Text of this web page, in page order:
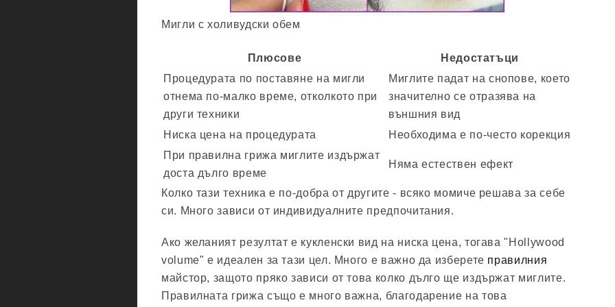
Мигли с холивудски обем
Плюсове
Недостатъци
Процедурата по поставяне на мигли
отнема по-малко време, отколкото при
други техники
Миглите падат на снопове, което
значително се отразява на
външния вид
Ниска цена на процедурата
Необходима е по-често корекция
При правилна грижа миглите издържат
доста дълго време
Няма естествен ефект
Колко тази техника е по-добра от другите - всяко момиче решава за себе
си. Много зависи от индивидуалните предпочитания.
Ако желаният резултат е кукленски вид на ниска цена, тогава "Hollywood
volume" е идеален за тази цел. Много е важно да изберете правилния
майстор, защото пряко зависи от това колко дълго ще издържат миглите.
Правилната грижа също е много важна, благодарение на това